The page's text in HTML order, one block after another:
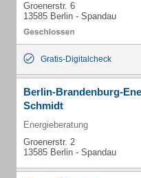
Groenerstr. 6
13585 Berlin - Spandau
Gratis-Digitalcheck
Berlin-Brandenburg-
Schmidt
Energieberatung
Groenerstr. 2
13585 Berlin - Spandau